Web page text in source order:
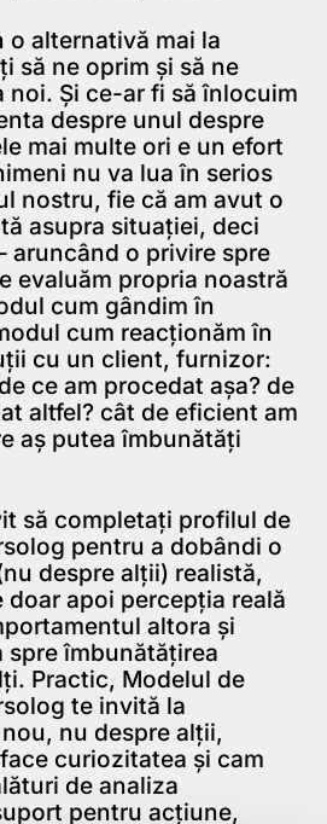
o alternativă mai la
să ne oprim şi să ne
noi. Şi ce-ar fi să înlocuim
despre unul despre
mai multe ori e un efort
nu va lua în serios
nostru, fie că am avut o
asupra situaţiei, deci
aruncând o privire spre
evaluăm propria noastră
cum gândim în
cum reacţionăm în
cu un client, furnizor:
ce am procedat aşa? de
altfel? cât de eficient am
aş putea îmbunătăţi
să completaţi profilul de
pentru a dobândi o
despre alţii) realistă,
apoi percepţia reală
altora şi
îmbunătăţirea
Practic, Modelul de
te invită la
nu despre alţii,
curiozitatea şi cam
de analiza
pentru acţiune,